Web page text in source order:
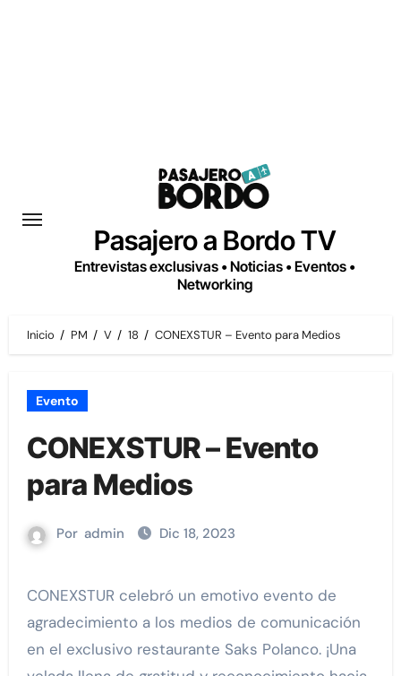
Pasajero a Bordo TV
Entrevistas exclusivas • Noticias • Eventos •
Networking
Inicio PM V 18 CONEXSTUR – Evento para Medios
Evento
CONEXSTUR – Evento
para Medios
Por admin Dic 18, 2023
CONEXSTUR celebró un emotivo evento de
agradecimiento a los medios de comunicación
en el exclusivo restaurante Saks Polanco. ¡Una